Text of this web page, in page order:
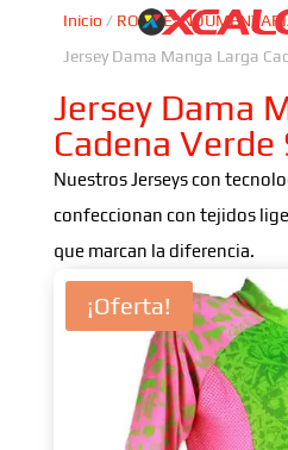
Inicio / ROPA E
Jersey Dama Manga Larga
Jersey Dama
Cadena Verde
Nuestros Jerseys con
confeccionan con tejidos
que marcan la diferencia.
¡Oferta!